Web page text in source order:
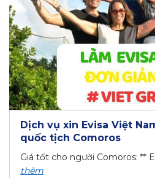
Dịch vụ xin Evisa Việt
quốc tịch Comoros
Giá tốt cho người Comoros: **
thêm